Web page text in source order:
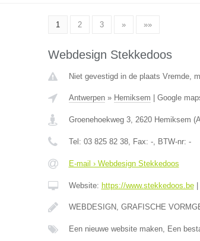
1 2 3 » »»
Webdesign Stekkedoos
Niet gevestigd in de plaats Vremde,
Antwerpen» Hemiksem Google
Groenehoekweg 3, 2620 Hemiksem (
Tel: 03 825 82 38, Fax: -, BTW-nr: -
E-mail › Webdesign Stekkedoos
Website: https://www.stekkedoos.be|
WEBDESIGN, GRAFISCHE
Een nieuwe website maken, Een